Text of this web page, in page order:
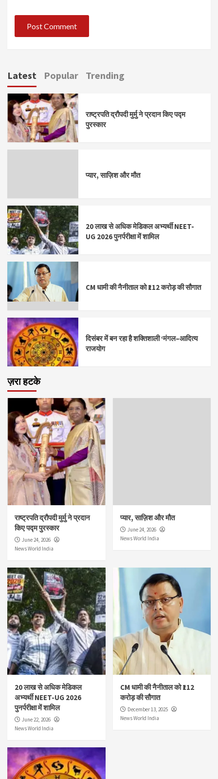
Latest Popular Trending
राष्ट्रपति द्रौपदी मुर्मु ने प्रदान किए पद्म
पुरस्कार
प्यार, साज़िश और मौत
20 लाख से अधिक मेडिकल अभ्यर्थी NEET-
UG 2026 पुनर्परीक्षा में शामिल
CM धामी की नैनीताल को ₹112 करोड़ की सौगात
दिसंबर में बन रहा है शक्तिशाली ‘मंगल–आदित्य
राजयोग
ज़रा हटके
राष्ट्रपति द्रौपदी मुर्मु ने प्रदान
किए पद्म पुरस्कार
June 24, 2026
News World India
प्यार, साज़िश और मौत
June 24, 2026
News World India
20 लाख से अधिक मेडिकल
अभ्यर्थी NEET-UG 2026
पुनर्परीक्षा में शामिल
June 22, 2026
News World India
CM धामी की नैनीताल को ₹112
करोड़ की सौगात
December 13, 2025
News World India